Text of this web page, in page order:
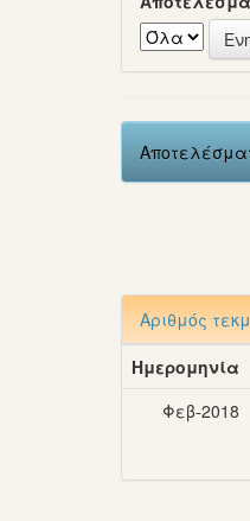
Αριθμός
Ημερομηνία
Φεβ-2018